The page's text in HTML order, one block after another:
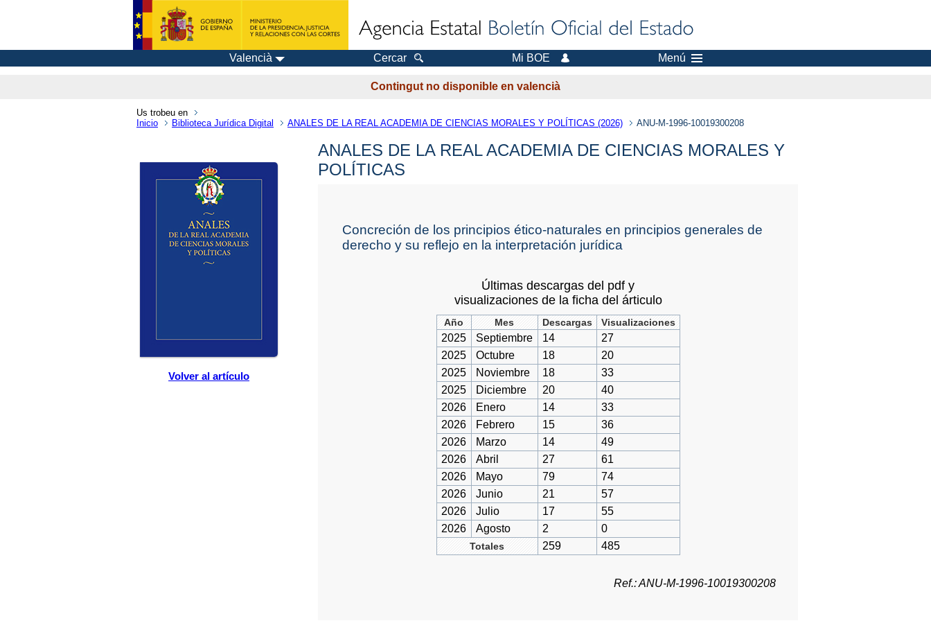
Valencià Cercar Mi BOE Menú
Contingut no disponible en valencià
Us trobeu en
Inicio
Biblioteca Jurídica Digital ANALES DE LA REAL ACADEMIA DE CIENCIAS MORALES Y POLÍTICAS (2026) ANU-M-1996-10019300208
Volver al artículo
ANALES DE LA REAL ACADEMIA DE CIENCIAS MORALES Y
POLÍTICAS
Concreción de los principios ético-naturales en principios generales de
derecho y su reflejo en la interpretación jurídica
Últimas descargas del pdf y
visualizaciones de la ficha del árticulo
Año Mes Descargas Visualizaciones
2025 Septiembre 14
27
2025
Octubre 18
20
2025
Noviembre 18
33
2025
Diciembre 20
40
2026
Enero 14
33
2026
Febrero 15
36
2026
Marzo 14
49
2026
Abril 27
61
2026
Mayo 79
74
2026
Junio 21
57
2026
Julio 17
55
2026
Agosto 2 0
Totales 259 485
Ref.: ANU-M-1996-10019300208